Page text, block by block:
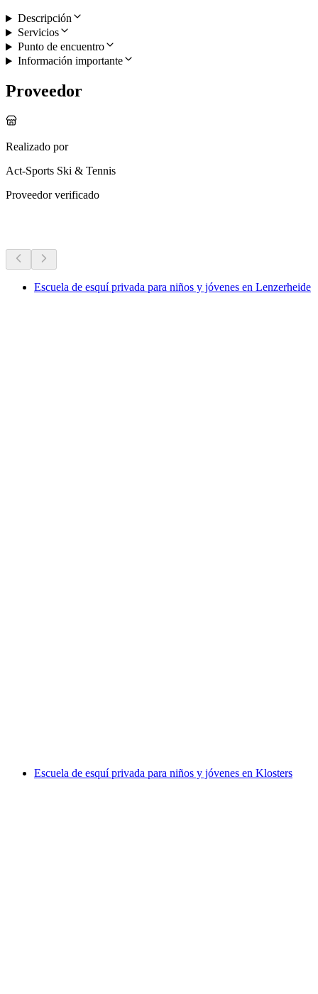
Descripción
Servicios
Punto de encuentro
Información importante
Proveedor
Realizado por
Act-Sports Ski & Tennis
Proveedor verificado
Escuela de esquí privada para niños y jóvenes en Lenzerheide
Escuela de esquí privada para niños y jóvenes en Klosters